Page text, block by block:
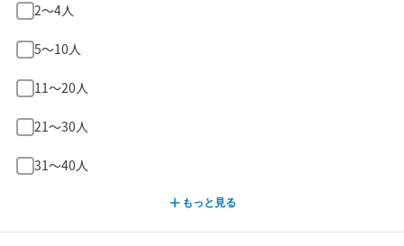
2〜4人
5〜10人
11〜20人
21〜30人
31〜40人
もっと見る